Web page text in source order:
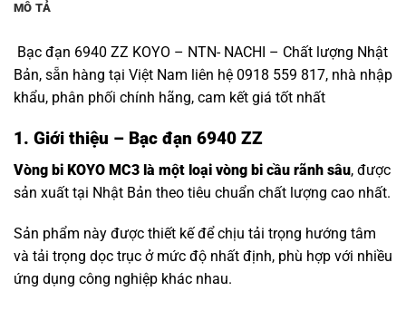
MÔ TẢ
Bạc đạn 6940 ZZ KOYO – NTN- NACHI – Chất lượng Nhật
Bản, sẵn hàng tại Việt Nam liên hệ 0918 559 817, nhà nhập
khẩu, phân phối chính hãng, cam kết giá tốt nhất
1. Giới thiệu – Bạc đạn 6940 ZZ
Vòng bi KOYO MC3 là một loại vòng bi cầu rãnh sâu, được
sản xuất tại Nhật Bản theo tiêu chuẩn chất lượng cao nhất.
Sản phẩm này được thiết kế để chịu tải trọng hướng tâm
và tải trọng dọc trục ở mức độ nhất định, phù hợp với nhiều
ứng dụng công nghiệp khác nhau.